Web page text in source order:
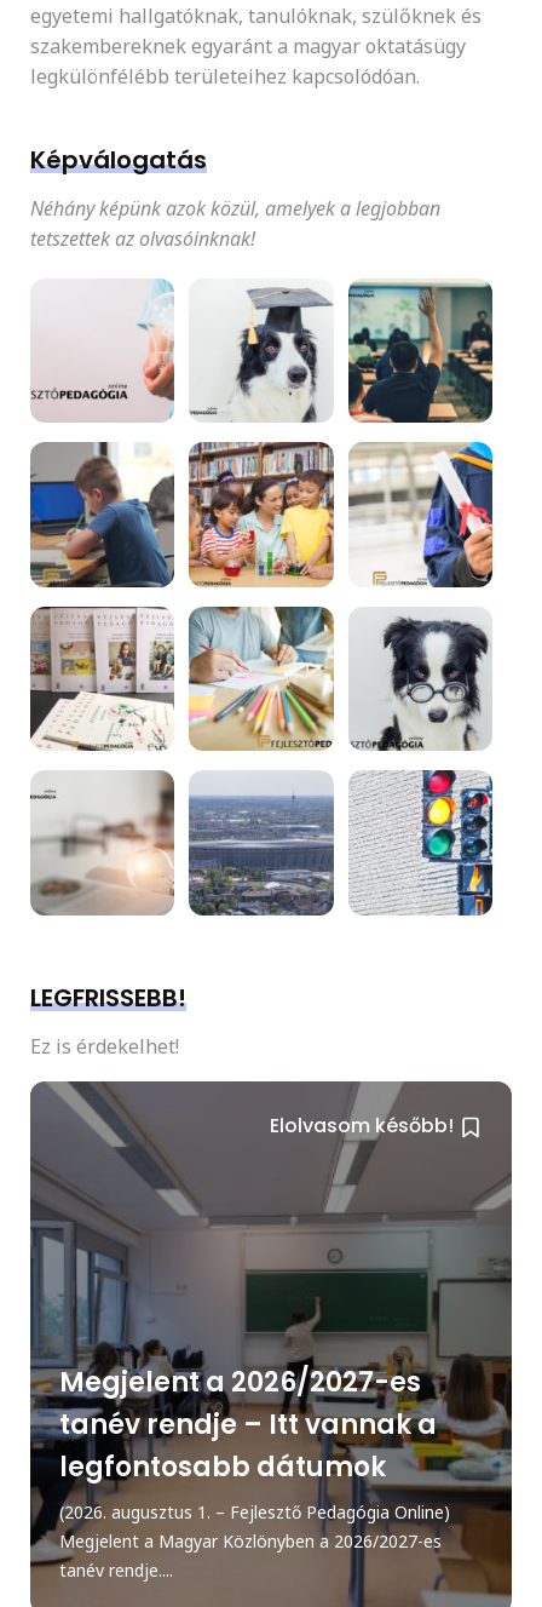
egyetemi hallgatóknak, tanulóknak, szülőknek és
szakembereknek egyaránt a magyar oktatásügy
legkülönfélébb területeihez kapcsolódóan.
Képválogatás
Néhány képünk azok közül, amelyek a legjobban
tetszettek az olvasóinknak!
LEGFRISSEBB!
Ez is érdekelhet!
Elolvasom később!
Megjelent a 2026/2027-es
tanév rendje – Itt vannak a
legfontosabb dátumok
(2026. augusztus 1. – Fejlesztő Pedagógia Online)
Megjelent a Magyar Közlönyben a 2026/2027-es
tanév rendje....